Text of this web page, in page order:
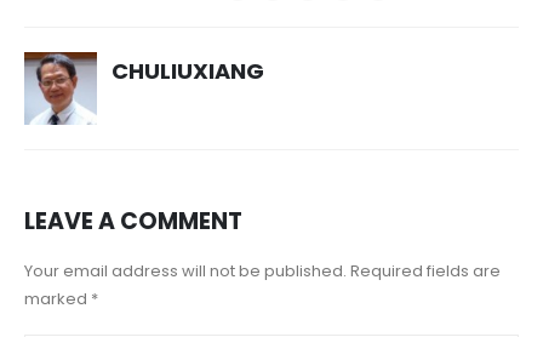
CHULIUXIANG
LEAVE A COMMENT
Your email address will not be published. Required fields are
marked *